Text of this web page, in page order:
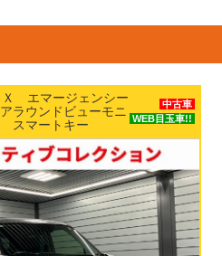
カスタムＧ Ｌター
両側パワースライ
ンチAW 純正ナビ
メラ ドラレコ
中古車
WEB目玉車!!